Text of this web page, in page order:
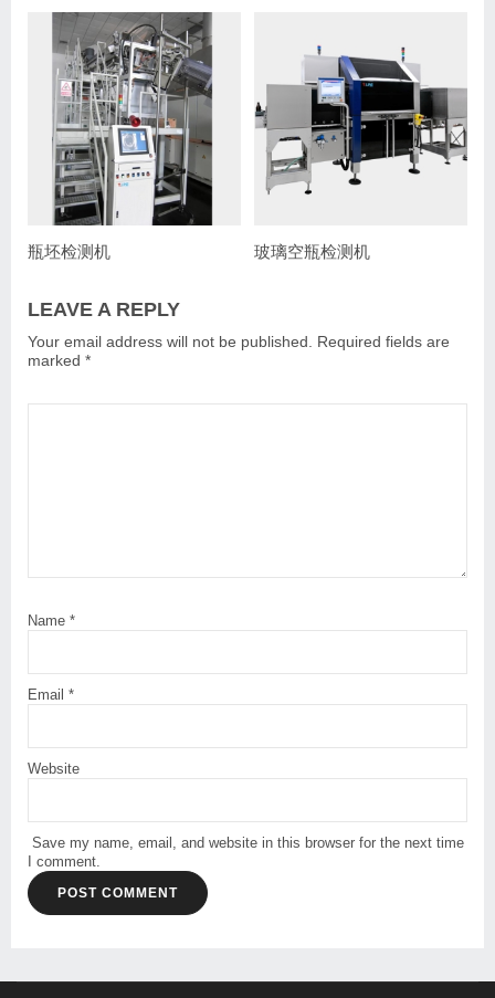
瓶坯检测机 玻璃空瓶检测机
LEAVE A REPLY
Your email address will not be published.
Required fields are
marked *
Name *
Email *
Website
Save my name, email, and website in this browser for the next time
I comment.